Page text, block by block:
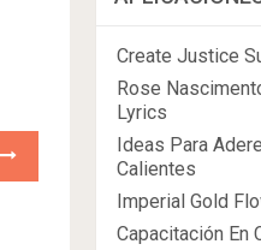
Create Justice
Rose
Lyrics
Ideas Para
Calientes
Imperial Gold
Capacitación En